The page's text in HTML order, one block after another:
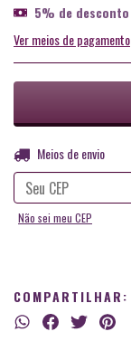
5% de desconto
Ver meios de pagamento
Entregas para o CEP:
Meios de envio
Não sei meu CEP
COMPARTILHAR: